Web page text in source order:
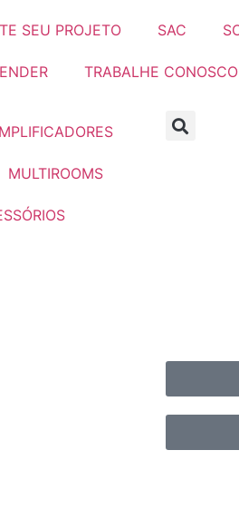
SEU PROJETO SAC
TRABALHE CONOSCO
MULTIROOMS